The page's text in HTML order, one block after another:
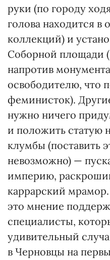
руки (по городу
голова находится в
коллекций) и
Соборной площади
напротив
освободителю, что
феминисток).
нужно ничего
и положить статую
клумбы (поставить
невозможно) —
империю,
каррарский
это мнение
специалисты,
удивительный
в Черновцы на